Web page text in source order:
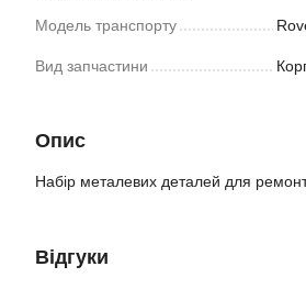
Модель транспорту
Вид запчастини
Опис
Набір металевих деталей для
Відгуки